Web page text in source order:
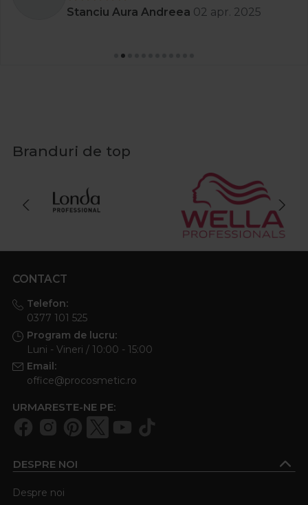
Stanciu Aura Andreea 02 apr. 2025
Branduri de top
CONTACT
Telefon:
0377 101 525
Program de lucru:
Luni - Vineri / 10:00 - 15:00
Email:
office@procosmetic.ro
URMARESTE-NE PE:
DESPRE NOI
Despre noi